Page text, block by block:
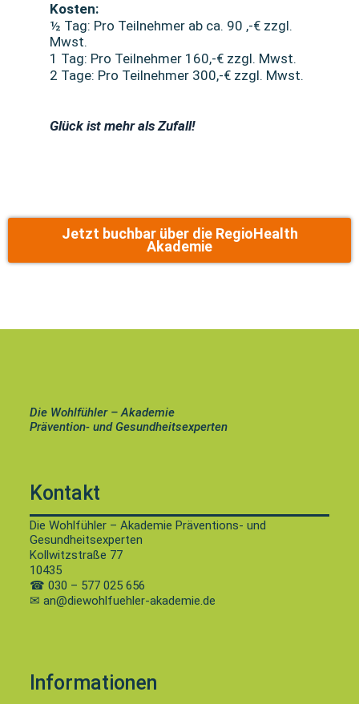
Kosten:
½ Tag: Pro Teilnehmer ab ca. 90 ,-€ zzgl.
Mwst.
1 Tag: Pro Teilnehmer 160,-€ zzgl. Mwst.
2 Tage: Pro Teilnehmer 300,-€ zzgl. Mwst.
Glück ist mehr als Zufall!
Jetzt buchbar über die RegioHealth
Akademie
Die Wohlfühler – Akademie
Prävention- und Gesundheitsexperten
Kontakt
Die Wohlfühler – Akademie Präventions- und
Gesundheitsexperten
Kollwitzstraße 77
10435
☎ 030 – 577 025 656
✉ an@diewohlfuehler-akademie.de
Informationen